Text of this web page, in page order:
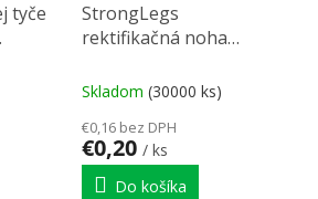
tyče
StrongLegs
rektifikačná noha
na skrutku
Skladom (30000 ks)
€0,16 bez DPH
€0,20 / ks
Do košíka